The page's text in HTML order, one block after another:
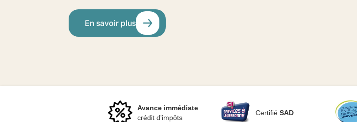
En savoir plus
Avance immédiate
crédit d'impôts
CertifiéSAD